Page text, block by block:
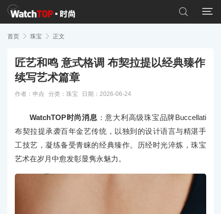


首页  珠宝  正文
匠艺和鸣 意式格调 布契拉提以经典臻作
续写艺术篇章
作者：申垚 分类： 珠宝 日期：2026-06-24
WatchTOP时尚消息 ：意大利高级珠宝品牌Buccellati
布契拉提承袭百年金艺传统，以独到的设计语言与精湛手
工技艺，凝练备受青睐的经典臻作。历经时光淬炼，珠宝
艺术在岁月中愈发彰显隽永魅力。